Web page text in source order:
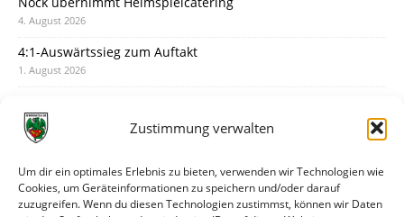
Zustimmung verwalten
Um dir ein optimales Erlebnis zu bieten, verwenden wir Technologien wie
Cookies, um Geräteinformationen zu speichern und/oder darauf
zuzugreifen. Wenn du diesen Technologien zustimmst, können wir Daten
4. August 2026
4:1-Auswärtssieg zum Auftakt
1. August 2026
31. Juli 2026
30. Juli 2026
Deine Spielminute: 89+1